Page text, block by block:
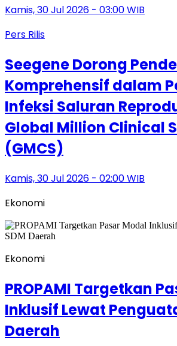
Kamis, 30 Jul 2026 - 03:00 WIB
Pers Rilis
Seegene Dorong
Komprehensif dalam
Infeksi Saluran
Global Million Clinical
(GMCS)
Kamis, 30 Jul 2026 - 02:00 WIB
Ekonomi
Ekonomi
PROPAMI Targetkan
Inklusif Lewat
Daerah